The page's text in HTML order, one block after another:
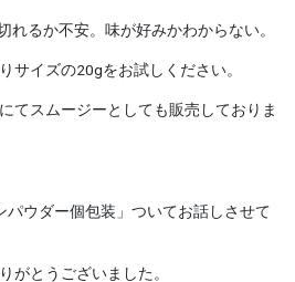
れるか不安。味が好みかわからない。
サイズの20gをお試しください。
てスムージーとしても販売しておりま
パウダー個包装」ついてお話しさせて
がとうございました。